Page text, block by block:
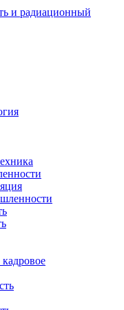
и радиационный